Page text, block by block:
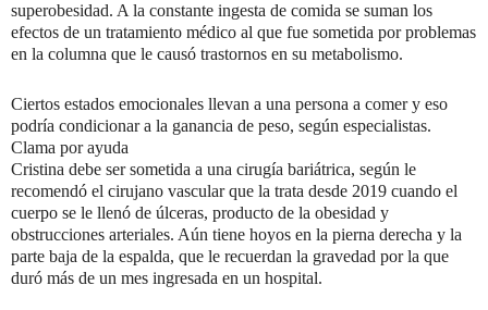
superobesidad. A la constante ingesta de comida se suman los
efectos de un tratamiento médico al que fue sometida por problemas
en la columna que le causó trastornos en su metabolismo.
Ciertos estados emocionales llevan a una persona a comer y eso
podría condicionar a la ganancia de peso, según especialistas.
Clama por ayuda
Cristina debe ser sometida a una cirugía bariátrica, según le
recomendó el cirujano vascular que la trata desde 2019 cuando el
cuerpo se le llenó de úlceras, producto de la obesidad y
obstrucciones arteriales. Aún tiene hoyos en la pierna derecha y la
parte baja de la espalda, que le recuerdan la gravedad por la que
duró más de un mes ingresada en un hospital.